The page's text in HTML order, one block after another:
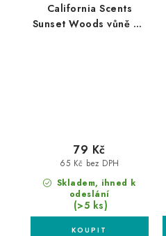
California Scents
Sunset Woods vůně do
Skladem, ihned k
odeslání
(>5 ks)
65 Kč bez DPH
79 Kč